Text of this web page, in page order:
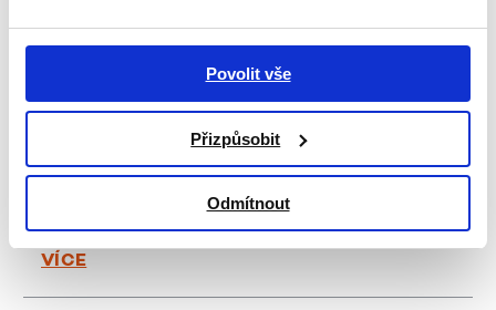
Povolit vše
Přizpůsobit
Odmítnout
KLUB PŘÁTEL PETANQUE
VÍCE